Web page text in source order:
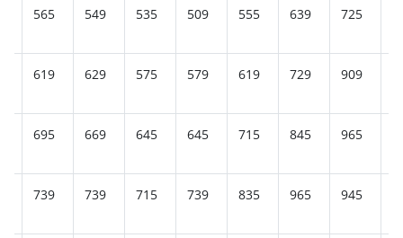
565 549 535 509 555 639 725
619 629 575 579 619 729 909
695 669 645 645 715 845 965
739 739 715 739 835 965 945